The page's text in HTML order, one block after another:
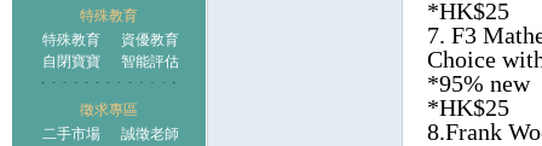
特殊教育
特殊教育
資優教育
自閉寶寶
智能評估
徵求專區
二手市場
誠徵老師
*HK$25
7. F3
Choice
*95% new
*HK$25
8.Frank